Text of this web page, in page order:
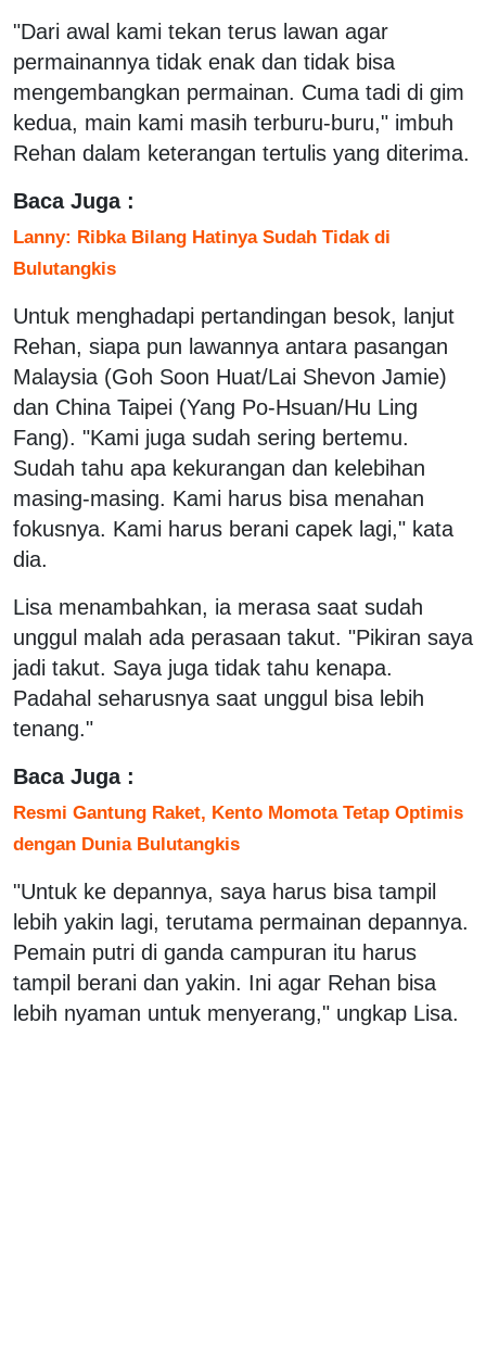
"Dari awal kami tekan terus lawan agar
permainannya tidak enak dan tidak bisa
mengembangkan permainan. Cuma tadi di gim
kedua, main kami masih terburu-buru," imbuh
Rehan dalam keterangan tertulis yang diterima.
Baca Juga :
Lanny: Ribka Bilang Hatinya Sudah Tidak di
Bulutangkis
Untuk menghadapi pertandingan besok, lanjut
Rehan, siapa pun lawannya antara pasangan
Malaysia (Goh Soon Huat/Lai Shevon Jamie)
dan China Taipei (Yang Po-Hsuan/Hu Ling
Fang). "Kami juga sudah sering bertemu.
Sudah tahu apa kekurangan dan kelebihan
masing-masing. Kami harus bisa menahan
fokusnya. Kami harus berani capek lagi," kata
dia.
Lisa menambahkan, ia merasa saat sudah
unggul malah ada perasaan takut. "Pikiran saya
jadi takut. Saya juga tidak tahu kenapa.
Padahal seharusnya saat unggul bisa lebih
tenang."
Baca Juga :
Resmi Gantung Raket, Kento Momota Tetap Optimis
dengan Dunia Bulutangkis
"Untuk ke depannya, saya harus bisa tampil
lebih yakin lagi, terutama permainan depannya.
Pemain putri di ganda campuran itu harus
tampil berani dan yakin. Ini agar Rehan bisa
lebih nyaman untuk menyerang," ungkap Lisa.